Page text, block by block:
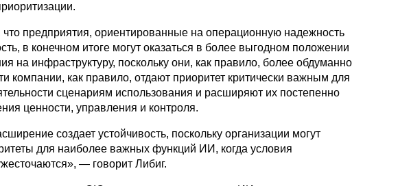
что предприятия, ориентированные на операционную надежность
в конечном итоге могут оказаться в более выгодном положении
на инфраструктуру, поскольку они, как правило, более обдуманно
компании, как правило, отдают приоритет критически важным для
сценариям использования и расширяют их постепенно
ценности, управления и контроля.
создает устойчивость, поскольку организации могут
для наиболее важных функций ИИ, когда условия
— говорит Либиг.